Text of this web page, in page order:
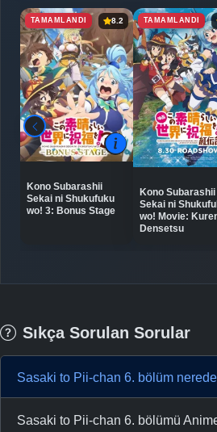
TAMAMLANDI 8.2
Kono Subarashii
Sekai ni Shukufuku
wo! 3: Bonus Stage
TAMAMLANDI
Kono Subarashii
Sekai ni
wo! Movie:
Densetsu
Sıkça Sorulan Sorular
Sasaki to Pii-chan 6. bölüm
Sasaki to Pii-chan 6. bölümü